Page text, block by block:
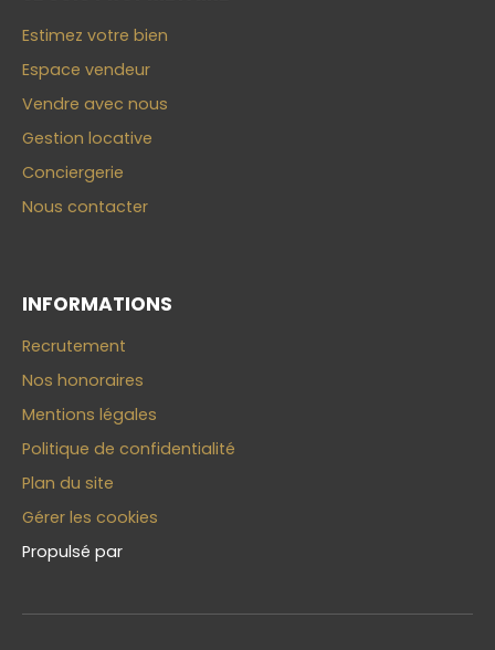
Estimez votre bien
Espace vendeur
Vendre avec nous
Gestion locative
Conciergerie
Nous contacter
INFORMATIONS
Recrutement
Nos honoraires
Mentions légales
Politique de confidentialité
Plan du site
Gérer les cookies
Propulsé par